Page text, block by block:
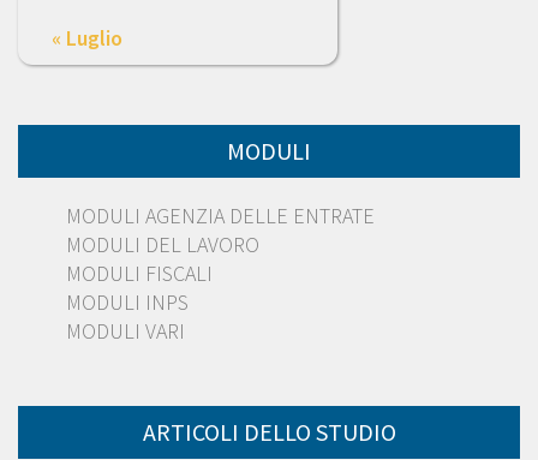
« Luglio
MODULI
MODULI AGENZIA DELLE ENTRATE
MODULI DEL LAVORO
MODULI FISCALI
MODULI INPS
MODULI VARI
ARTICOLI DELLO STUDIO